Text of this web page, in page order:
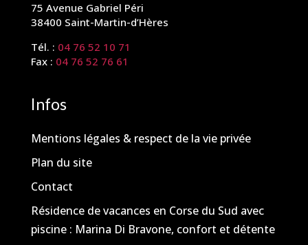
75 Avenue Gabriel Péri
38400 Saint-Martin-d’Hères
Tél. : 04 76 52 10 71
Fax : 04 76 52 76 61
Infos
Mentions légales & respect de la vie privée
Plan du site
Contact
Résidence de vacances en Corse du Sud avec
piscine : Marina Di Bravone, confort et détente